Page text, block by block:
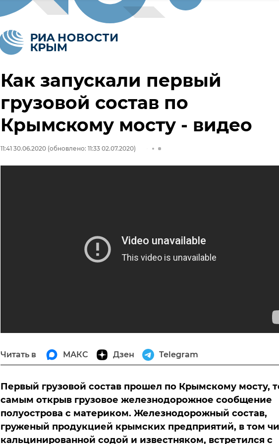
Как запускали первый
грузовой состав по
Крымскому мосту - видео
11:41 30.06.2020 (обновлено: 11:33 02.07.2020)
Читать в МАКС Дзен Telegram
Первый грузовой состав прошел по Крымскому мосту,
самым открыв грузовое железнодорожное сообщение
полуострова с материком. Железнодорожный состав,
груженый продукцией крымских предприятий, в том
кальцинированной содой и известняком, встретился с